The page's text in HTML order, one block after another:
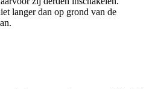
langer dan op grond van de